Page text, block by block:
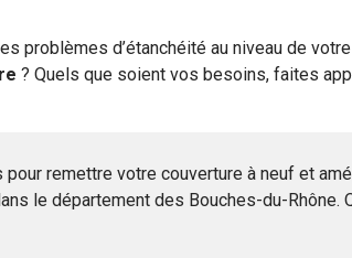
problèmes d’étanchéité au niveau de
? Quels que soient vos besoins, faites
remettre votre couverture à neuf et
le département des Bouches-du-Rhône.